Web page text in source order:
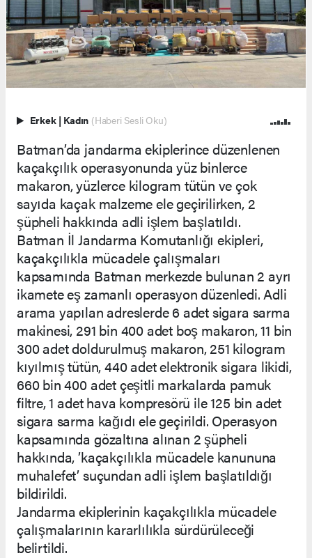
Erkek | Kadın (Haberi Sesli Oku)
Batman’da jandarma ekiplerince düzenlenen
kaçakçılık operasyonunda yüz binlerce
makaron, yüzlerce kilogram tütün ve çok
sayıda kaçak malzeme ele geçirilirken, 2
şüpheli hakkında adli işlem başlatıldı.
Batman İl Jandarma Komutanlığı ekipleri,
kaçakçılıkla mücadele çalışmaları
kapsamında Batman merkezde bulunan 2 ayrı
ikamete eş zamanlı operasyon düzenledi. Adli
arama yapılan adreslerde 6 adet sigara sarma
makinesi, 291 bin 400 adet boş makaron, 11 bin
300 adet doldurulmuş makaron, 251 kilogram
kıyılmış tütün, 440 adet elektronik sigara likidi,
660 bin 400 adet çeşitli markalarda pamuk
filtre, 1 adet hava kompresörü ile 125 bin adet
sigara sarma kağıdı ele geçirildi. Operasyon
kapsamında gözaltına alınan 2 şüpheli
hakkında, ’kaçakçılıkla mücadele kanununa
muhalefet’ suçundan adli işlem başlatıldığı
bildirildi.
Jandarma ekiplerinin kaçakçılıkla mücadele
çalışmalarının kararlılıkla sürdürüleceği
belirtildi.